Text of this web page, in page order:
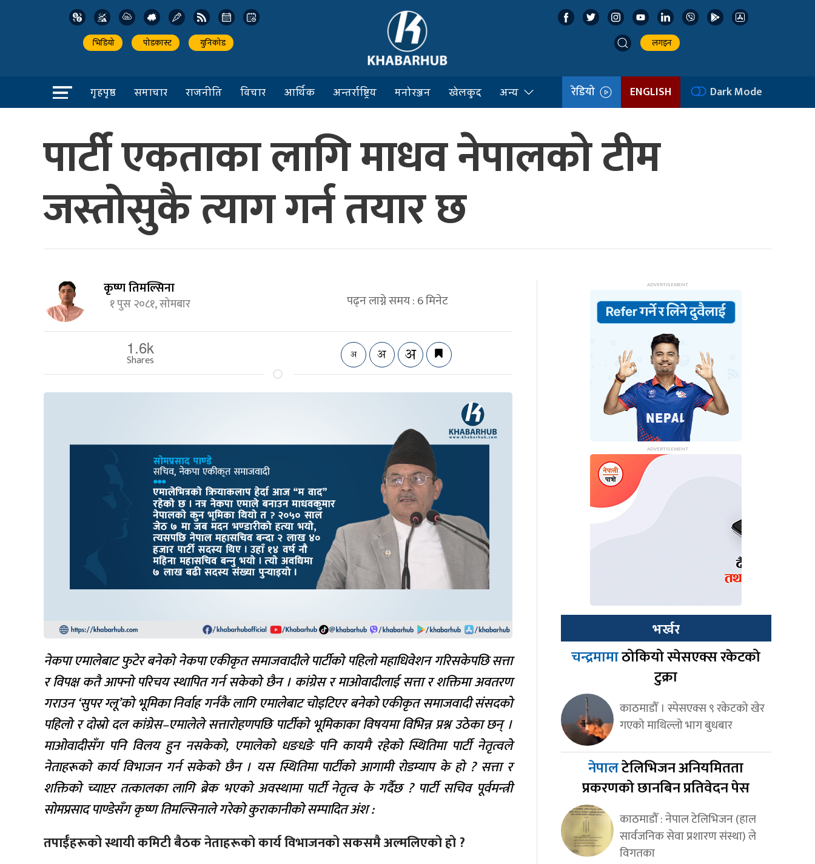
भिडियो पोडकास्ट युनिकोड लगइन
गृहपृष्ठ समाचार राजनीति विचार आर्थिक अन्तर्राष्ट्रिय मनोरञ्जन खेलकुद अन्य रेडियो ENGLISH Dark Mode
पार्टी एकताका लागि माधव नेपालको टीम
जस्तोसुकै त्याग गर्न तयार छ
कृष्ण तिमल्सिना
१ पुस २०८१, सोमबार पढ्न लाग्ने समय :6मिनेट
1.6k
Shares
नेकपा एमालेबाट फुटेर बनेको नेकपा एकीकृत समाजवादीले पार्टीको पहिलो महाधिवेशन गरिसकेपछि सत्ता
र विपक्ष कतै आफ्नो परिचय स्थापित गर्न सकेको छैन । कांग्रेस र माओवादीलाई सत्ता र शक्तिमा अवतरण
गराउन ‘सुपर ग्लू’को भूमिका निर्वाह गर्नकै लागि एमालेबाट चोइटिएर बनेको एकीकृत समाजवादी संसदको
पहिलो र दोस्रो दल कांग्रेस–एमालेले सत्तारोहणपछि पार्टीको भूमिकाका विषयमा विभिन्न प्रश्न उठेका छन् ।
माओवादीसँग पनि विलय हुन नसकेको, एमालेको धङधङे पनि कायमै रहेको स्थितिमा पार्टी नेतृत्वले
नेताहरूको कार्य विभाजन गर्न सकेको छैन । यस स्थितिमा पार्टीको आगामी रोडम्याप के हो ? सत्ता र
शक्तिको च्याप्टर तत्कालका लागि ब्रेक भएको अवस्थामा पार्टी नेतृत्व के गर्दैछ ? पार्टी सचिव पूर्वमन्त्री
सोमप्रसाद पाण्डेसँग कृष्ण तिमल्सिनाले गरेको कुराकानीको सम्पादित अंश :
तपाईँहरूको स्थायी कमिटी बैठक नेताहरूको कार्य विभाजनको सकसमै अल्मलिएको हो ?
भर्खर
चन्द्रमामाठोकियो स्पेसएक्स रकेटको
टुक्रा
काठमाडौँ । स्पेसएक्स ९ रकेटको खेर
गएको माथिल्लो भाग बुधबार
नेपालटेलिभिजन अनियमितता
प्रकरणको छानबिन प्रतिवेदन पेस
काठमाडौँ : नेपाल टेलिभिजन (हाल
सार्वजनिक सेवा प्रशारण संस्था) ले
विगतका